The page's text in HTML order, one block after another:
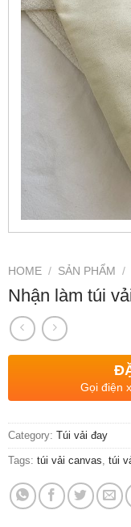
HOME / SẢN PHẨM /
Nhận làm túi
Gọi điện
Category: Túi vải đay
Tags: túi vải canvas túi